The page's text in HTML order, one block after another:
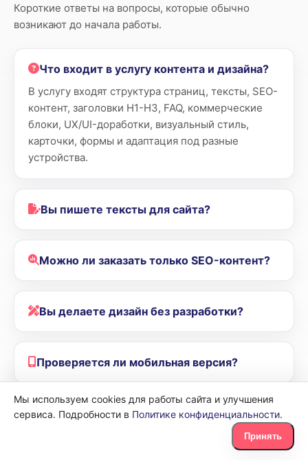
Короткие ответы на вопросы, которые обычно
возникают до начала работы.
Что входит в услугу контента и дизайна?
В услугу входят структура страниц, тексты, SEO-
контент, заголовки H1-H3, FAQ, коммерческие
блоки, UX/UI-доработки, визуальный стиль,
карточки, формы и адаптация под разные
устройства.
Вы пишете тексты для сайта?
Можно ли заказать только SEO-контент?
Вы делаете дизайн без разработки?
Проверяется ли мобильная версия?
Можно ли улучшить внешний вид готового
Мы используем cookies для работы сайта и улучшения
сервиса. Подробности в Политике конфиденциальности.
Принять